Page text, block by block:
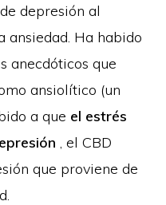
depresión al
ansiedad. Ha habido
anecdóticos que
ansiolítico (un
a que el estrés
, el CBD
que proviene de